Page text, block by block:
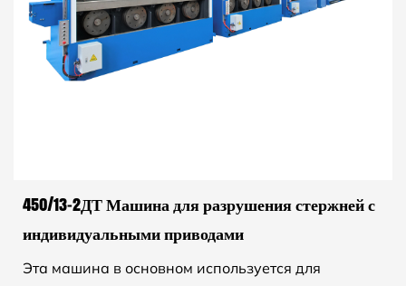
450/13-2ДТ Машина для разрушения стержней с
индивидуальными приводами
Эта машина в основном используется для